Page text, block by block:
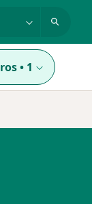
• 1